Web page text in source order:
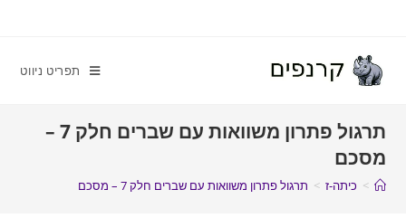
תפריט ניווט
תרגול פתרון משוואות עם שברים חלק 7 –
מסכם
> כיתה-ז > תרגול פתרון משוואות עם שברים חלק 7 – מסכם